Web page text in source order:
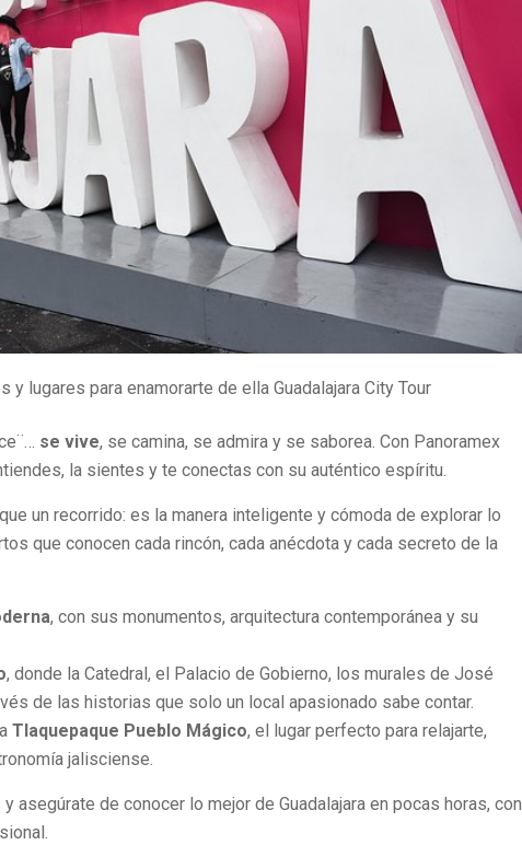
y lugares para enamorarte de ella Guadalajara City Tour
se vive, se camina, se admira y se saborea. Con Panoramex
la sientes y te conectas con su auténtico espíritu.
un recorrido: es la manera inteligente y cómoda de explorar lo
que conocen cada rincón, cada anécdota y cada secreto de la
, con sus monumentos, arquitectura contemporánea y su
, donde la Catedral, el Palacio de Gobierno, los murales de José
de las historias que solo un local apasionado sabe contar.
Tlaquepaque Pueblo Mágico, el lugar perfecto para relajarte,
jalisciense.
asegúrate de conocer lo mejor de Guadalajara en pocas horas, con